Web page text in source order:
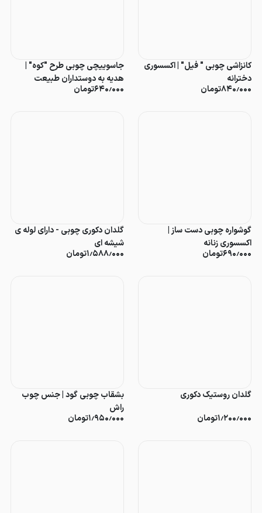
کانزاشی چوبی " فیل" | اکسسوری
دخترانه
۸۴۰٫۰۰۰تومان
جاسوییچی چوبی طرح "کوه" |
هدیه به دوستداران طبیعت
۶۴۰٫۰۰۰تومان
گوشواره چوبی دست ساز |
اکسسوری زنانه
۶۹۰٫۰۰۰تومان
گلدان دکوری چوبی - دارای لوله ی
شیشه ای
۱٫۵۸۸٫۰۰۰تومان
گلدان روستیک دکوری
۱٫۲۰۰٫۰۰۰تومان
بشقاب چوبی گود | جنس چوب
راش
۱٫۹۵۰٫۰۰۰تومان